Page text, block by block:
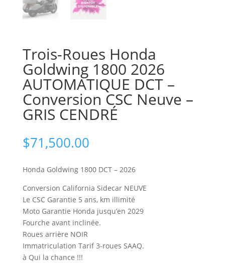
Trois-Roues Honda
Goldwing 1800 2026
AUTOMATIQUE DCT –
Conversion CSC Neuve –
GRIS CENDRÉ
$71,500.00
Honda Goldwing 1800 DCT – 2026
Conversion California Sidecar NEUVE
Le CSC Garantie 5 ans, km illimité
Moto Garantie Honda jusqu’en 2029
Fourche avant inclinée.
Roues arrière NOIR
Immatriculation Tarif 3-roues SAAQ.
à Qui la chance !!!